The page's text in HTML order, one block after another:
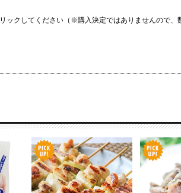
ックしてください（※購入決定ではありませんので、